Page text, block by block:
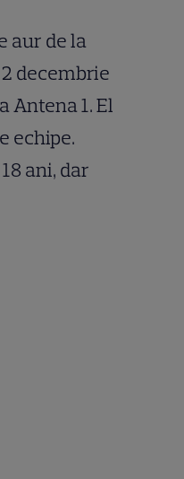
aur de la
decembrie
Antena 1. El
echipe.
ani, dar